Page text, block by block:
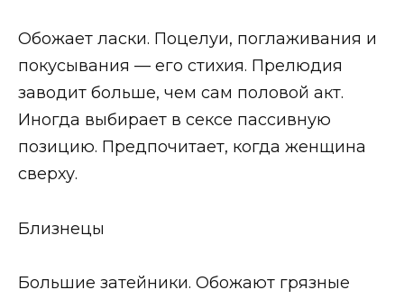
Обожает ласки. Поцелуи, поглаживания и
покусывания — его стихия. Прелюдия
заводит больше, чем сам половой акт.
Иногда выбирает в сексе пассивную
позицию. Предпочитает, когда женщина
сверху.
Близнецы
Большие затейники. Обожают грязные